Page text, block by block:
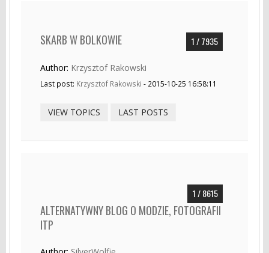
1 / 7935
SKARB W BOLKOWIE
Author: Krzysztof Rakowski
Last post: Krzysztof Rakowski - 2015-10-25 16:58:11
VIEW TOPICS LAST POSTS
1 / 8615
ALTERNATYWNY BLOG O MODZIE, FOTOGRAFII
ITP